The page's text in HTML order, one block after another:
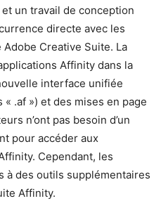
un travail de conception
directe avec les
Creative Suite. La
Affinity dans la
interface unifiée
.af ») et des mises en page
n’ont pas besoin d’un
pour accéder aux
Cependant, les
à des outils supplémentaires
Affinity.